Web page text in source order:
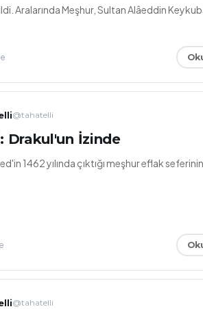
Aralarında Meşhur, Sultan Alâeddin
@tahatelli
Drakul'un İzinde
1462 yılında çıktığı meşhur eflak seferinin
@tahatelli